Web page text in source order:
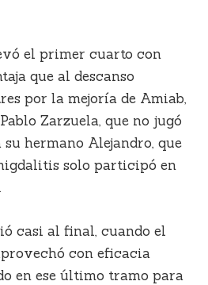
el primer cuarto con
que al descanso
por la mejoría de Amiab,
Zarzuela, que no jugó
hermano Alejandro, que
solo participó en
casi al final, cuando el
con eficacia
en ese último tramo para